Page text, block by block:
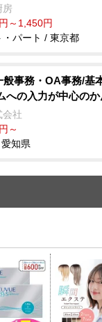
房
～1,450円
・パート / 東京都
般事務・OA事務/基
への入力が中心の
会社
～
知県